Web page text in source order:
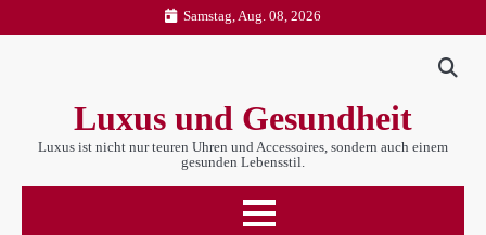
to
Samstag, Aug. 08, 2026
Luxus und Gesundheit
Luxus ist nicht nur teuren Uhren und Accessoires, sondern auch einem
gesunden Lebensstil.